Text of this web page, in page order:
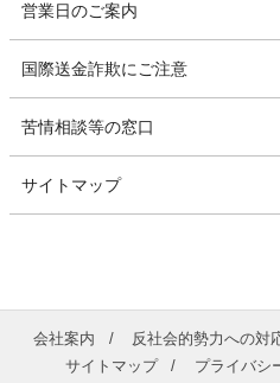
営業日のご案内
国際送金詐欺にご注意
苦情相談等の窓口
サイトマップ
会社案内 反社会的勢力への対
サイトマップ
プライバシ